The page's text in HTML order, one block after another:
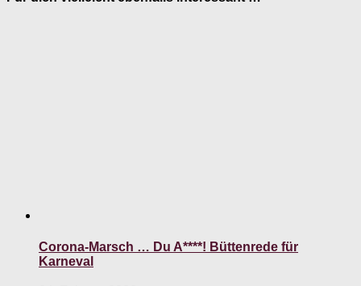
Corona-Marsch … Du A****! Büttenrede für
Karneval